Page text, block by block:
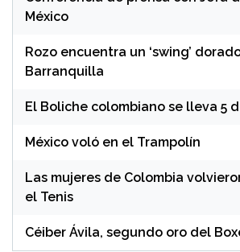
México
Rozo encuentra un ‘swing’
Barranquilla
El Boliche colombiano se lleva 5
México voló en el Trampolín
Las mujeres de Colombia
el Tenis
Céiber Ávila, segundo oro del